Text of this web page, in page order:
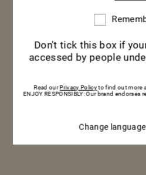
RSRV ブラン・ド
750ML
Don't tick this box if
accessed by people
Read ourPrivacy Policyto find out more
ENJOY RESPONSIBLY: Our brand
Change language